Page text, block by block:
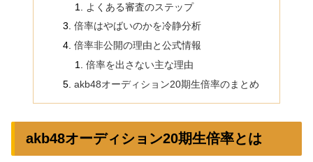
よくある審査のステップ
倍率はやばいのかを冷静分析
倍率非公開の理由と公式情報
倍率を出さない主な理由
akb48オーディション20期生倍率のまとめ
akb48オーディション20期生倍率とは